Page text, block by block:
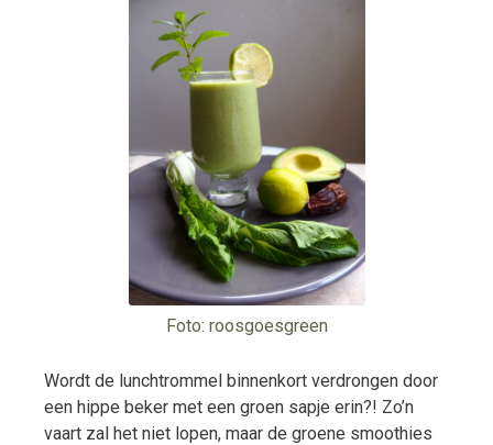
Foto: roosgoesgreen
Wordt de lunchtrommel binnenkort verdrongen door
een hippe beker met een groen sapje erin?! Zo’n
vaart zal het niet lopen, maar de groene smoothies